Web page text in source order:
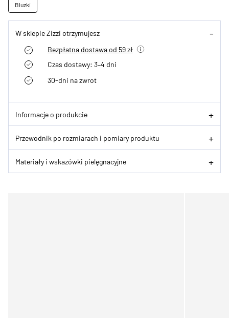
Bluzki
W sklepie Zizzi otrzymujesz
Bezpłatna dostawa od 59 zł
Czas dostawy: 3–4 dni
30-dni na zwrot
Informacje o produkcie
Przewodnik po rozmiarach i pomiary produktu
Materiały i wskazówki pielęgnacyjne